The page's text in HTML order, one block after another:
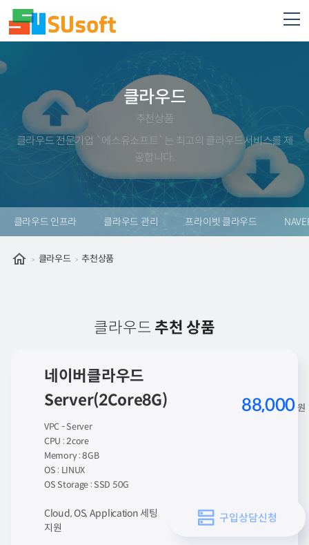
클라우드
추천상품
클라우드 전문기업 `에스유소프트`는 최고의 클라우드서비스를 제
공합니다.
클라우드 인프라 클라우드 관리 프라이빗 클라우드
클라우드 추천상품
클라우드 추천 상품
네이버클라우드
Server(2Core8G)
VPC - Server
CPU : 2core
Memory : 8GB
OS : LINUX
OS Storage : SSD 50G
Cloud, OS, Application 세팅
지원
88,000원
구입상담신청